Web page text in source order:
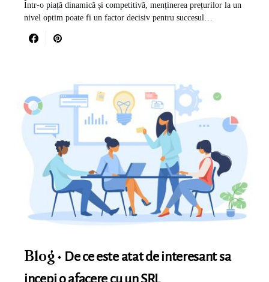
Într-o piață dinamică și competitivă, menținerea prețurilor la un
nivel optim poate fi un factor decisiv pentru succesul…
Blog
De ce este atat de interesant sa
incepi o afacere cu un SRL